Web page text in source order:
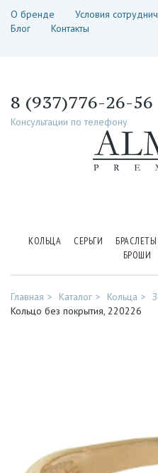
О бренде Условия
Блог
Контакты
8 (937)776-26-56
Консультации по телефону
КОЛЬЦА СЕРЬГИ БРАСЛЕТЫ
БРОШИ
Главная Каталог Кольца
Кольцо без покрытия, 220226